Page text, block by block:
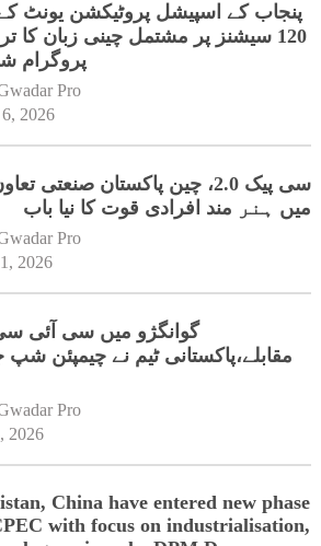
پنجاب کے اسپیشل پروٹیکشن یونٹ
120 سیشنز پر مشتمل چینی زبان کا
پروگرام
Pro
2026
سی پیک 2.0، چین پاکستان صنعتی
میں ہنر مند افرادی قوت کا نیا باب
Pro
2026
گوانگژو میں سی آئی
مقابلے،پاکستانی ٹیم نے چیمپئن
Pro
2026
China have entered new phase
with focus on industrialisation,